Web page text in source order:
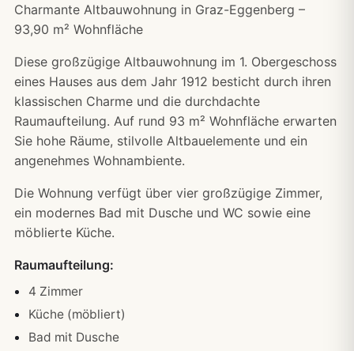
Charmante Altbauwohnung in Graz-Eggenberg –
93,90 m² Wohnfläche
Diese großzügige Altbauwohnung im 1. Obergeschoss
eines Hauses aus dem Jahr 1912 besticht durch ihren
klassischen Charme und die durchdachte
Raumaufteilung. Auf rund 93 m² Wohnfläche erwarten
Sie hohe Räume, stilvolle Altbauelemente und ein
angenehmes Wohnambiente.
Die Wohnung verfügt über vier großzügige Zimmer,
ein modernes Bad mit Dusche und WC sowie eine
möblierte Küche.
Raumaufteilung:
4 Zimmer
Küche (möbliert)
Bad mit Dusche